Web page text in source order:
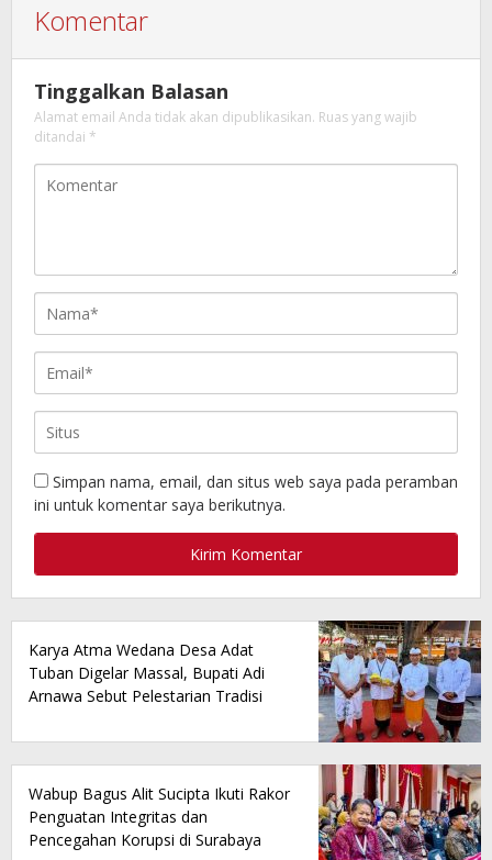
Komentar
Tinggalkan Balasan
Alamat email Anda tidak akan dipublikasikan. Ruas yang wajib
ditandai *
Simpan nama, email, dan situs web saya pada peramban
ini untuk komentar saya berikutnya.
Karya Atma Wedana Desa Adat
Tuban Digelar Massal, Bupati Adi
Arnawa Sebut Pelestarian Tradisi
Daerah
Wabup Bagus Alit Sucipta Ikuti Rakor
Penguatan Integritas dan
Pencegahan Korupsi di Surabaya